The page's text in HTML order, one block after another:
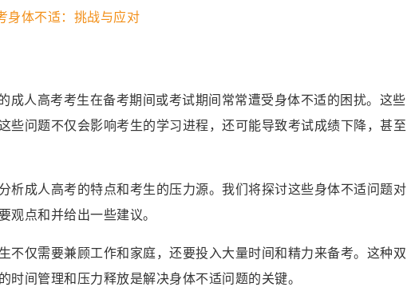
人高考考生在备考期间或考试期间常常遭受身体不适的困扰。这些
问题不仅会影响考生的学习进程，还可能导致考试成绩下降，甚至
成人高考的特点和考生的压力源。我们将探讨这些身体不适问题对
点和并给出一些建议。
仅需要兼顾工作和家庭，还要投入大量时间和精力来备考。这种双
间管理和压力释放是解决身体不适问题的关键。